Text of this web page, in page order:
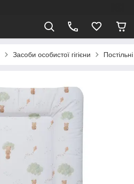
Засоби особистої гігієни